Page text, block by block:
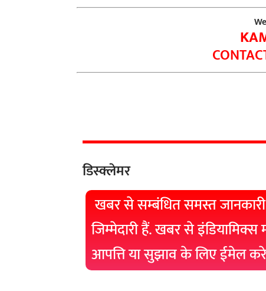
डिस्क्लेमर
खबर से सम्बंधित समस्त
जिम्मेदारी हैं. खबर से
आपत्ति या सुझाव के लिए ईमेल